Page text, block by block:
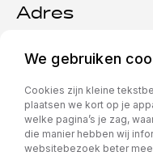
Adres
1972 LV IJmuiden
Privacy policy
We gebruiken
Cookies zijn kleine
plaatsen we kort op je
welke pagina’s je zag,
die manier hebben wij
websitebezoek beter mee